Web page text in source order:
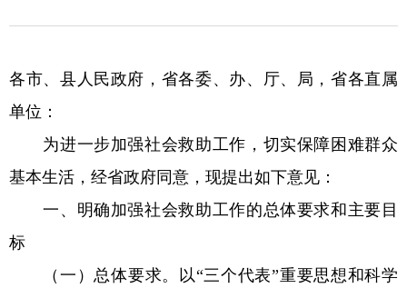
各市、县人民政府，省各委、办、厅、局，省各直属
单位：
为进一步加强社会救助工作，切实保障困难群众
基本生活，经省政府同意，现提出如下意见：
一、明确加强社会救助工作的总体要求和主要目
标
（一）总体要求。以“三个代表”重要思想和科学